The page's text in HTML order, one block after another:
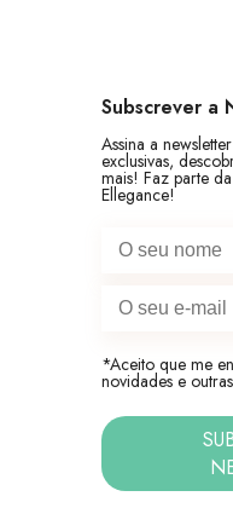
Subscrever a
Assina a
exclusivas,
mais! Faz parte
Ellegance!
*Aceito que me
novidades e